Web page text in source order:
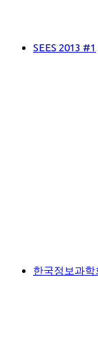
SEES 2013 #1
한국정보과학